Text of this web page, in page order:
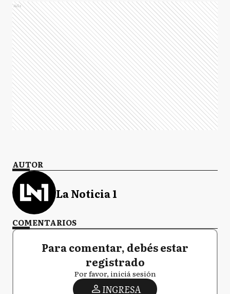
Ads
AUTOR
La Noticia 1
COMENTARIOS
Para comentar, debés estar
registrado
Por favor, iniciá sesión
INGRESA